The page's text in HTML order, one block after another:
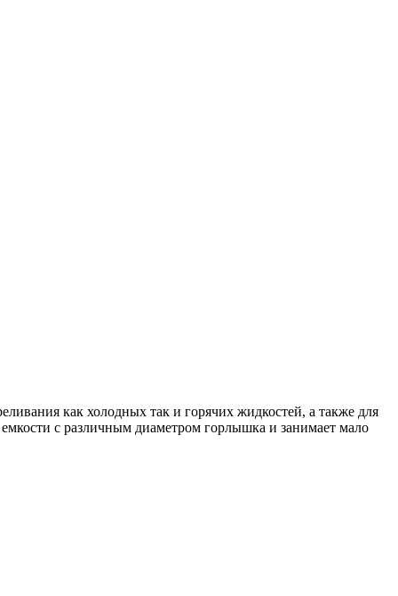
как холодных так и горячих жидкостей, а также для
с различным диаметром горлышка и занимает мало